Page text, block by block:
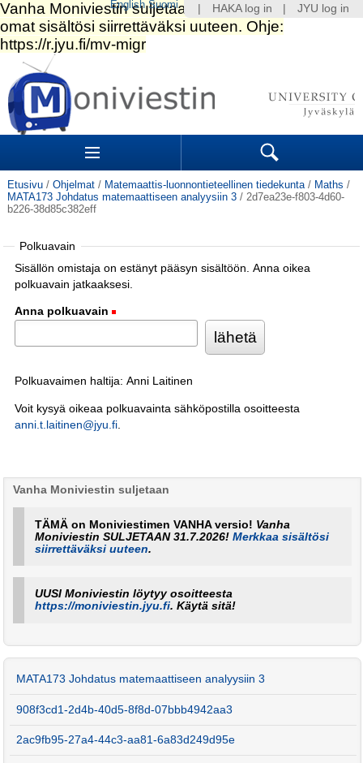
Siirry
sisältöön.
|
Siirry
navigointiin
Sections Search
Etusivu / Ohjelmat / Matemaattis-luonnontieteellinen tiedekunta / Maths /
MATA173 Johdatus matemaattiseen analyysiin 3 / 2d7ea23e-f803-4d60-
b226-38d85c382eff
Polkuavain
Sisällön omistaja on estänyt pääsyn sisältöön. Anna oikea
polkuavain jatkaaksesi.
Anna polkuavain
Polkuavaimen haltija: Anni Laitinen
Voit kysyä oikeaa polkuavainta sähköpostilla osoitteesta
anni.t.laitinen@jyu.fi.
Vanha Moniviestin suljetaan
TÄMÄ on Moniviestimen VANHA versio! Vanha
Moniviestin SULJETAAN 31.7.2026!Merkkaa sisältösi
siirrettäväksi uuteen.
UUSI Moniviestin löytyy osoitteesta
https://moniviestin.jyu.fi. Käytä sitä!
MATA173 Johdatus matemaattiseen analyysiin 3
908f3cd1-2d4b-40d5-8f8d-07bbb4942aa3
2ac9fb95-27a4-44c3-aa81-6a83d249d95e
HAKA log in JYU log in
English Suomi